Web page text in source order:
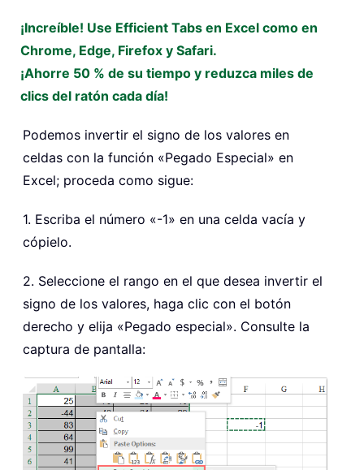
¡Increíble! Use Efficient Tabs en Excel como en
Chrome, Edge, Firefox y Safari.
¡Ahorre 50 % de su tiempo y reduzca miles de
clics del ratón cada día!
Podemos invertir el signo de los valores en
celdas con la función «Pegado Especial» en
Excel; proceda como sigue:
1. Escriba el número «-1» en una celda vacía y
cópielo.
2. Seleccione el rango en el que desea invertir el
signo de los valores, haga clic con el botón
derecho y elija «Pegado especial». Consulte la
captura de pantalla: